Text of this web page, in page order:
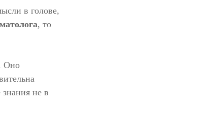
в голове,
, то
Оно
не в